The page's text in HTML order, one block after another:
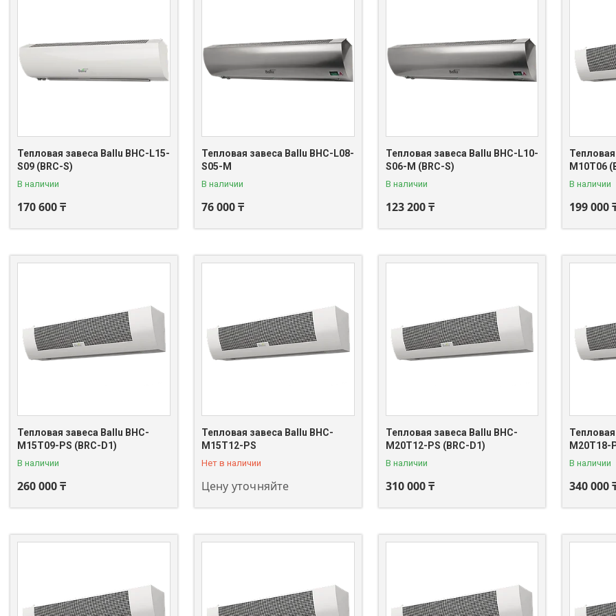
Тепловая завеса Ballu BHC-L15-
S09 (BRC-S)
В наличии
170 600 ₸
Тепловая завеса Ballu BHC-L08-
S05-М
В наличии
76 000 ₸
Тепловая завеса Ballu BHC-L10-
S06-М (BRC-S)
В наличии
123 200 ₸
M10T06
В наличии
199 000
Тепловая завеса Ballu BHC-
M15T09-PS (BRC-D1)
В наличии
260 000 ₸
Тепловая завеса Ballu BHC-
M15T12-PS
Нет в наличии
Цену уточняйте
+7 (705) 773-05-05
Тепловая завеса Ballu BHC-
M20T12-PS (BRC-D1)
В наличии
310 000 ₸
M20T18-
В наличии
340 000